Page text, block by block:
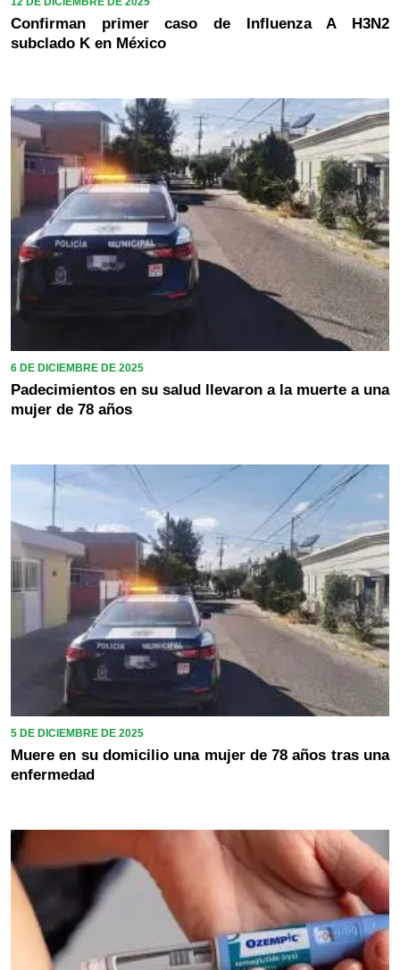
Confirman primer caso de Influenza A H3N2
subclado K en México
6 DE DICIEMBRE DE 2025
Padecimientos en su salud llevaron a la muerte a una
mujer de 78 años
5 DE DICIEMBRE DE 2025
Muere en su domicilio una mujer de 78 años tras una
enfermedad